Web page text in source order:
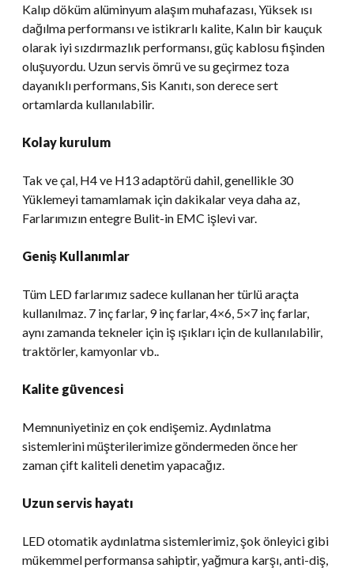
Kalıp döküm alüminyum alaşım muhafazası, Yüksek ısı
dağılma performansı ve istikrarlı kalite, Kalın bir kauçuk
olarak iyi sızdırmazlık performansı, güç kablosu fişinden
oluşuyordu. Uzun servis ömrü ve su geçirmez toza
dayanıklı performans, Sis Kanıtı, son derece sert
ortamlarda kullanılabilir.
Kolay kurulum
Tak ve çal, H4 ve H13 adaptörü dahil, genellikle 30
Yüklemeyi tamamlamak için dakikalar veya daha az,
Farlarımızın entegre Bulit-in EMC işlevi var.
Geniş Kullanımlar
Tüm LED farlarımız sadece kullanan her türlü araçta
kullanılmaz. 7 inç farlar, 9 inç farlar, 4×6, 5×7 inç farlar,
aynı zamanda tekneler için iş ışıkları için de kullanılabilir,
traktörler, kamyonlar vb..
Kalite güvencesi
Memnuniyetiniz en çok endişemiz. Aydınlatma
sistemlerini müşterilerimize göndermeden önce her
zaman çift kaliteli denetim yapacağız.
Uzun servis hayatı
LED otomatik aydınlatma sistemlerimiz, şok önleyici gibi
mükemmel performansa sahiptir, yağmura karşı, anti-diş,